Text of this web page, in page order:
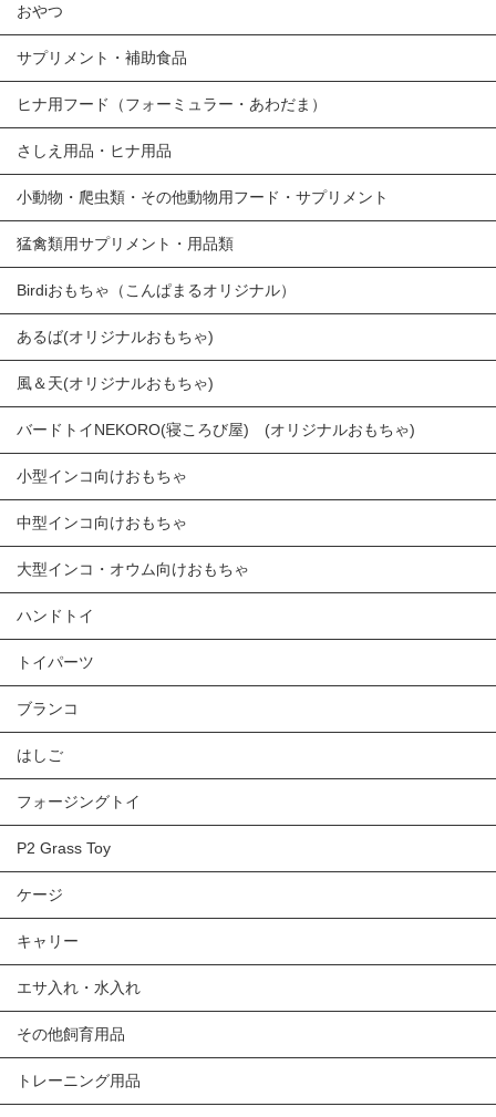
おやつ
サプリメント・補助食品
ヒナ用フード（フォーミュラー・あわだま）
さしえ用品・ヒナ用品
小動物・爬虫類・その他動物用フード・サプリメント
猛禽類用サプリメント・用品類
Birdiおもちゃ（こんぱまるオリジナル）
あるば(オリジナルおもちゃ)
風＆天(オリジナルおもちゃ)
バードトイNEKORO(寝ころび屋) (オリジナルおもちゃ)
小型インコ向けおもちゃ
中型インコ向けおもちゃ
大型インコ・オウム向けおもちゃ
ハンドトイ
トイパーツ
ブランコ
はしご
フォージングトイ
P2 Grass Toy
ケージ
キャリー
エサ入れ・水入れ
その他飼育用品
トレーニング用品